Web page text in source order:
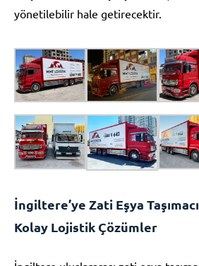
yönetilebilir hale getirecektir.
İngiltere’ye Zati Eşya
Kolay Lojistik Çözümler